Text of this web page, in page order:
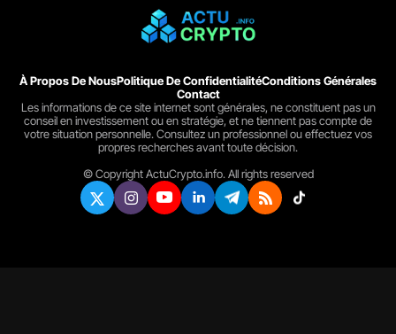
À Propos De NousPolitique De ConfidentialitéConditions Générales
Contact
Les informations de ce site internet sont générales, ne constituent pas un
conseil en investissement ou en stratégie, et ne tiennent pas compte de
votre situation personnelle. Consultez un professionnel ou effectuez vos
propres recherches avant toute décision.
© Copyright ActuCrypto.info. All rights reserved